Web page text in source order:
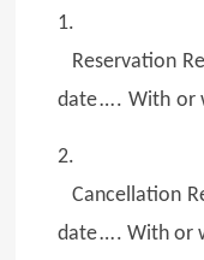
1.
Reservation
date…. With or
2.
Cancellation
date…. With or